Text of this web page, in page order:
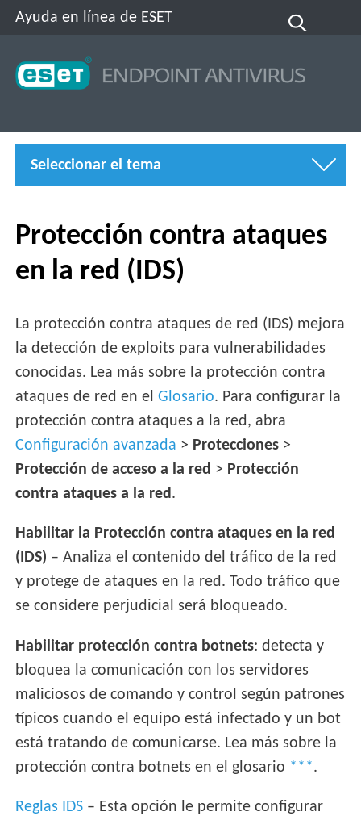
Ayuda en línea de ESET
Seleccionar el tema
Protección contra ataques
en la red (IDS)
La protección contra ataques de red (IDS) mejora
la detección de exploits para vulnerabilidades
conocidas. Lea más sobre la protección contra
ataques de red en elGlosario. Para configurar la
protección contra ataques a la red, abra
Configuración avanzada > Protecciones >
Protección de acceso a la red > Protección
contra ataques a la red.
Habilitar la Protección contra ataques en la red
(IDS) – Analiza el contenido del tráfico de la red
y protege de ataques en la red. Todo tráfico que
se considere perjudicial será bloqueado.
Habilitar protección contra botnets: detecta y
bloquea la comunicación con los servidores
maliciosos de comando y control según patrones
típicos cuando el equipo está infectado y un bot
está tratando de comunicarse. Lea más sobre la
protección contra botnets en el glosario ***.
Reglas IDS – Esta opción le permite configurar